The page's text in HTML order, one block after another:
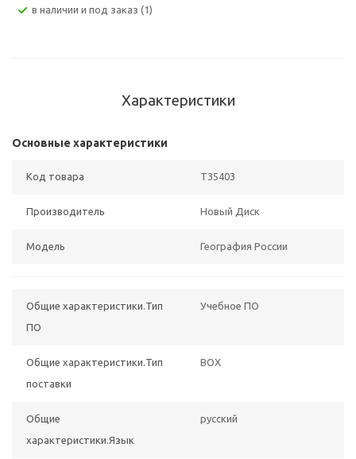
В наличии и под заказ (1)
Характеристики
Основные характеристики
Код товара T35403
Производитель Новый Диск
Модель География России
Общие характеристики.Тип
ПО
Учебное ПО
Общие характеристики.Тип
поставки
BOX
Общие
характеристики.Язык
русский